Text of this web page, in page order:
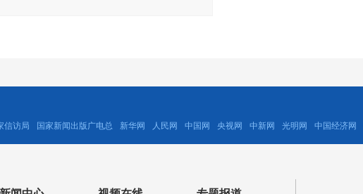
信访局 国家新闻出版广电总 新华网 人民网 中国网 央视网 中新网 光明网 中国经济网